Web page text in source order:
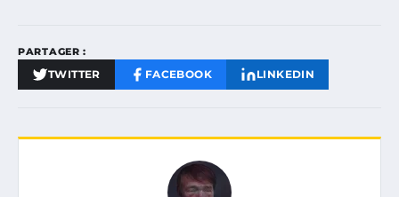
PARTAGER :
TWITTER FACEBOOK LINKEDIN